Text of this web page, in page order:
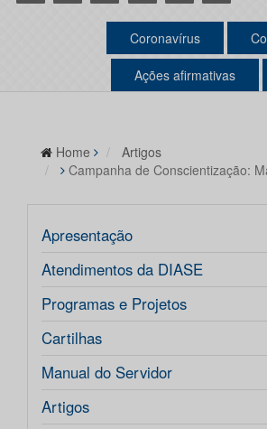
Coronavírus
Ações afirmativas
Home
Artigos
Campanha de Conscientização:
Apresentação
Atendimentos da DIASE
Programas e Projetos
Cartilhas
Manual do Servidor
Artigos